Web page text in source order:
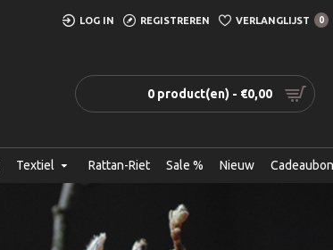
LOG IN REGISTREREN VERLANGLIJST 0
0 product(en) - €0,00
Textiel Rattan-Riet Sale % Nieuw Cadeaubon